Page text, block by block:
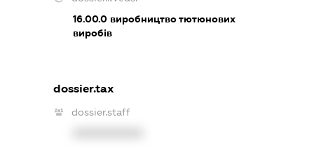
16.00.0 виробництво тютюнових
виробів
dossier.tax
dossier.staff